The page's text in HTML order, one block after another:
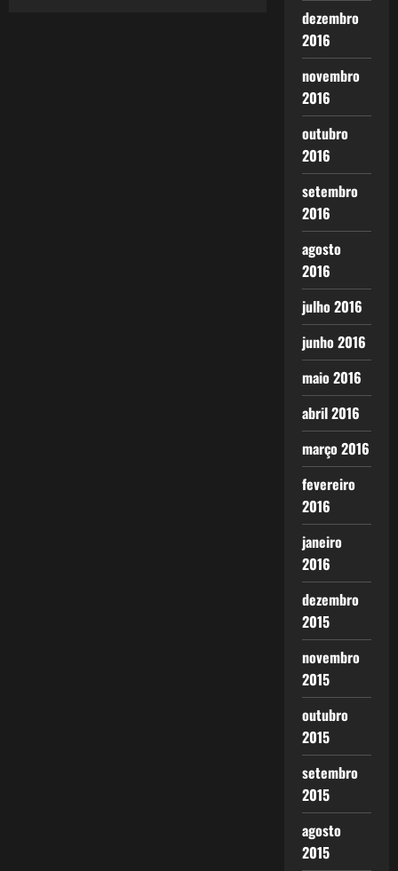
dezembro
2016
novembro
2016
outubro
2016
setembro
2016
agosto
2016
julho 2016
junho 2016
maio 2016
abril 2016
março 2016
fevereiro
2016
janeiro
2016
dezembro
2015
novembro
2015
outubro
2015
setembro
2015
agosto
2015